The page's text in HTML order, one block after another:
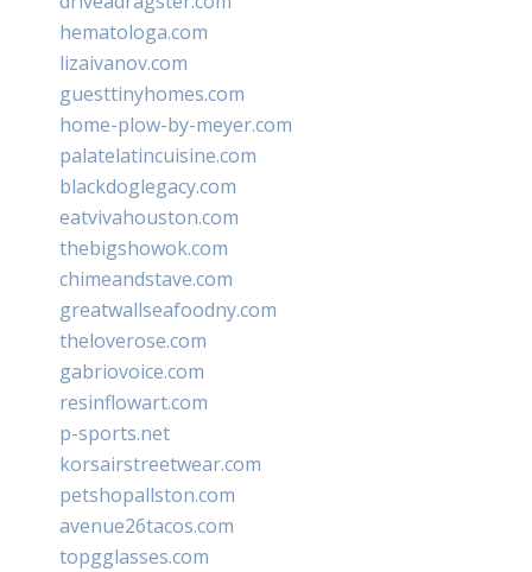
hematologa.com
lizaivanov.com
guesttinyhomes.com
home-plow-by-meyer.com
palatelatincuisine.com
blackdoglegacy.com
eatvivahouston.com
thebigshowok.com
chimeandstave.com
greatwallseafoodny.com
theloverose.com
gabriovoice.com
resinflowart.com
p-sports.net
korsairstreetwear.com
petshopallston.com
avenue26tacos.com
topgglasses.com